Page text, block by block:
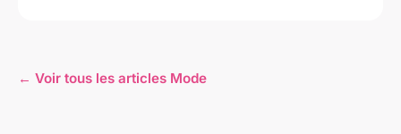
← Voir tous les articles Mode